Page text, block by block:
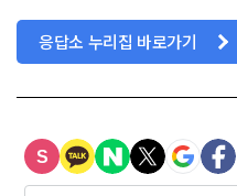
응답소 누리집 바로가기